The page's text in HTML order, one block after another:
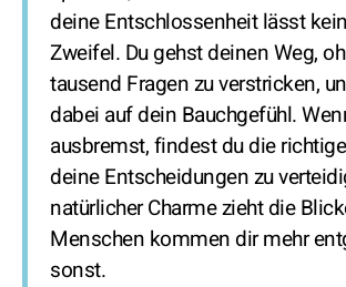
deine Entschlossenheit lässt
Zweifel. Du gehst deinen Weg,
tausend Fragen zu verstricken,
dabei auf dein Bauchgefühl.
ausbremst, findest du die
deine Entscheidungen zu
natürlicher Charme zieht die
Menschen kommen dir mehr
sonst.